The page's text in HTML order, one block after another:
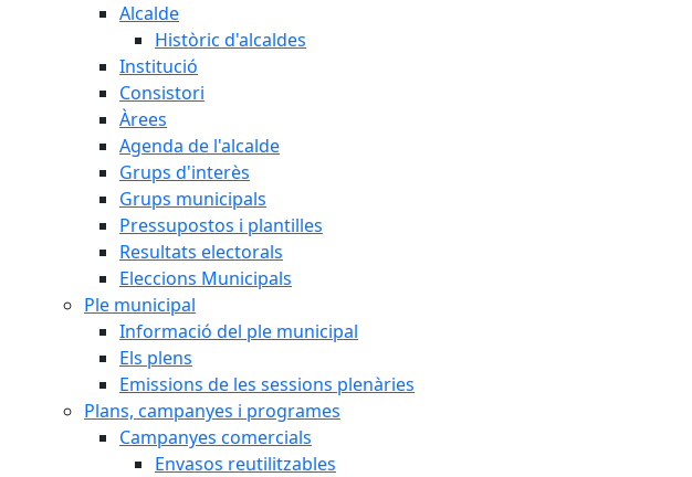
Alcalde
Històric d'alcaldes
Institució
Consistori
Àrees
Agenda de l'alcalde
Grups d'interès
Grups municipals
Pressupostos i plantilles
Resultats electorals
Eleccions Municipals
Ple municipal
Informació del ple municipal
Els plens
Emissions de les sessions plenàries
Plans, campanyes i programes
Campanyes comercials
Envasos reutilitzables